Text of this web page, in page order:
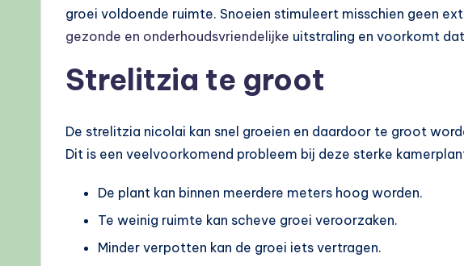
groei voldoende ruimte. Snoeien stimuleert misschien geen
gezonde en onderhoudsvriendelijke uitstraling en voorkomt
Strelitzia te groot
De strelitzia nicolai kan snel groeien en daardoor te groot
Dit is een veelvoorkomend probleem bij deze sterke
De plant kan binnen meerdere meters hoog worden.
Te weinig ruimte kan scheve groei veroorzaken.
Minder verpotten kan de groei iets vertragen.